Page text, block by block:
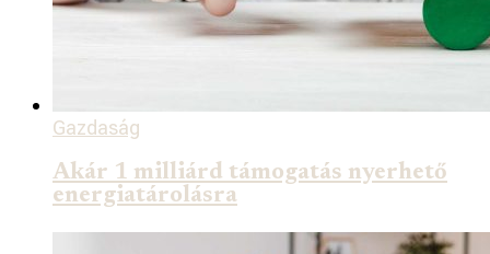
Gazdaság
Akár 1 milliárd támogatás nyerhető
energiatárolásra